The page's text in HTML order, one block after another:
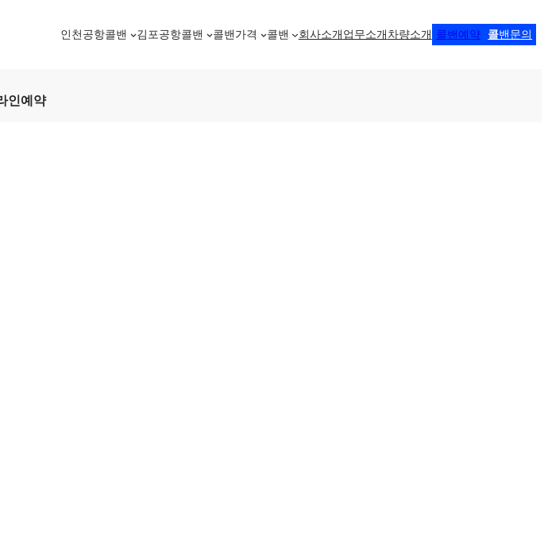
인천공항콜밴 김포공항콜밴 콜밴가격 콜밴 회사소개 업무소개 차량소개 콜밴예약 콜밴문의
인예약